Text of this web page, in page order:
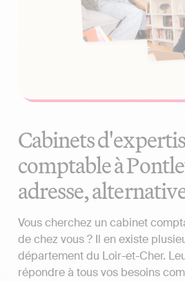
Cabinets
comptable à
adresse,
Vous cherchez un cabinet
de chez vous ? Il en existe
département du Loir-et-Cher.
répondre à tous vos besoins